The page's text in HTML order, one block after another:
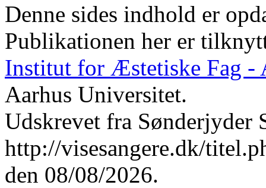
Denne sides indhold er
Publikationen her er
Institut for Æstetiske Fag -
Aarhus Universitet.
Udskrevet fra Sønderjyder
http://visesangere.dk/
den 08/08/2026.